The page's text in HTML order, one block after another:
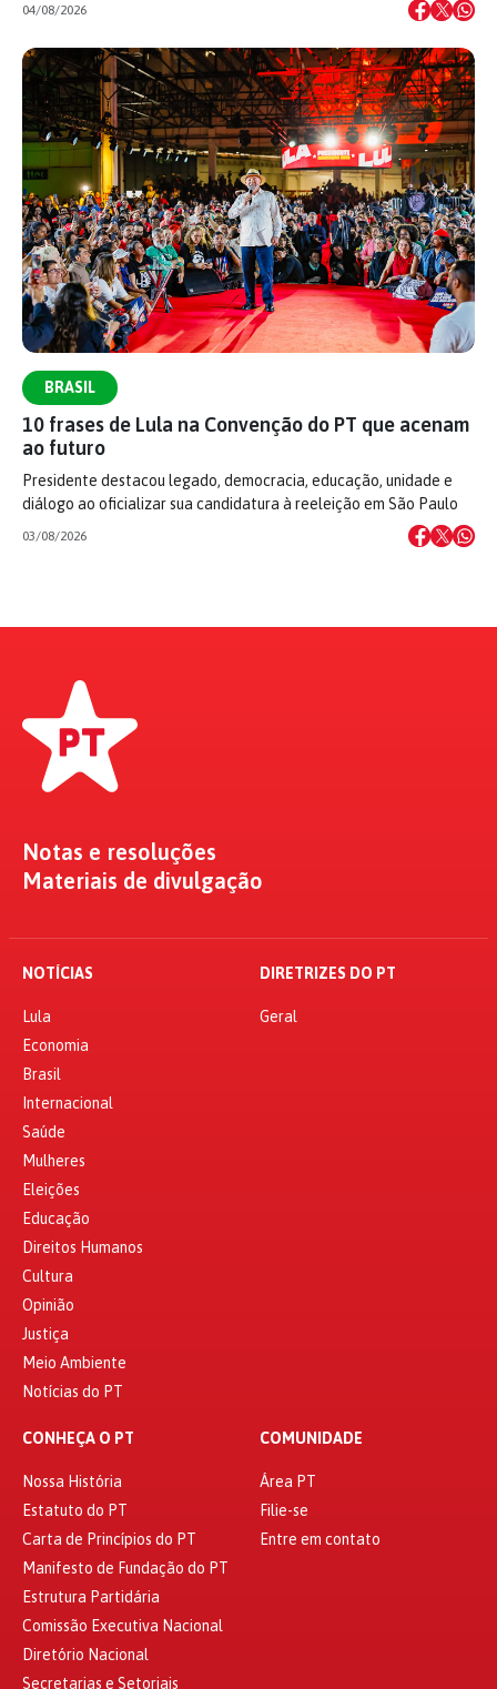
04/08/2026
BRASIL
10 frases de Lula na Convenção do PT que acenam
ao futuro
Presidente destacou legado, democracia, educação, unidade e
diálogo ao oficializar sua candidatura à reeleição em São Paulo
03/08/2026
Notas e resoluções
Materiais de divulgação
NOTÍCIAS
Lula
Economia
Brasil
Internacional
Saúde
Mulheres
Eleições
Educação
Direitos Humanos
Cultura
Opinião
Justiça
Meio Ambiente
Notícias do PT
DIRETRIZES DO PT
Geral
CONHEÇA O PT
Nossa História
Estatuto do PT
Carta de Princípios do PT
Manifesto de Fundação do PT
Estrutura Partidária
Comissão Executiva Nacional
Diretório Nacional
Secretarias e Setoriais
COMUNIDADE
Área PT
Filie-se
Entre em contato